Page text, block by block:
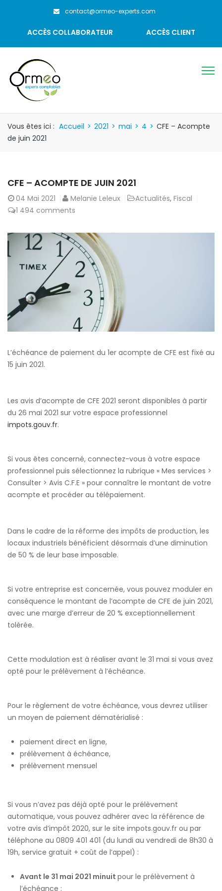
contact@ormeo-experts.com
ACCÈS COLLABORATEUR ACCÈS CLIENT
Vous êtes ici : Accueil > 2021 > mai > 4 > CFE – Acompte
de juin 2021
CFE – ACOMPTE DE JUIN 2021
04 Mai 2021 Melanie Leleux Actualités, Fiscal
1 494 comments
L’échéance de paiement du 1er acompte de CFE est fixé au
15 juin 2021.
Les avis d’acompte de CFE 2021 seront disponibles à partir
du 26 mai 2021 sur votre espace professionnel
impots.gouv.fr.
Si vous êtes concerné, connectez-vous à votre espace
professionnel puis sélectionnez la rubrique « Mes services >
Consulter > Avis C.F.E » pour connaître le montant de votre
acompte et procéder au télépaiement.
Dans le cadre de la réforme des impôts de production, les
locaux industriels bénéficient désormais d’une diminution
de 50 % de leur base imposable.
Si votre entreprise est concernée, vous pouvez moduler en
conséquence le montant de l’acompte de CFE de juin 2021,
avec une marge d’erreur de 20 % exceptionnellement
tolérée.
Cette modulation est à réaliser avant le 31 mai si vous avez
opté pour le prélèvement à l’échéance.
Pour le règlement de votre échéance, vous devrez utiliser
un moyen de paiement dématérialisé :
paiement direct en ligne,
prélèvement à échéance,
prélèvement mensuel
Si vous n’avez pas déjà opté pour le prélèvement
automatique, vous pouvez adhérer avec la référence de
votre avis d’impôt 2020, sur le site impots.gouv.fr ou par
téléphone au 0809 401 401 (du lundi au vendredi de 8h30 à
19h, service gratuit + coût de l’appel) :
Avant le 31 mai 2021 minuit pour le prélèvement à
l’échéance :